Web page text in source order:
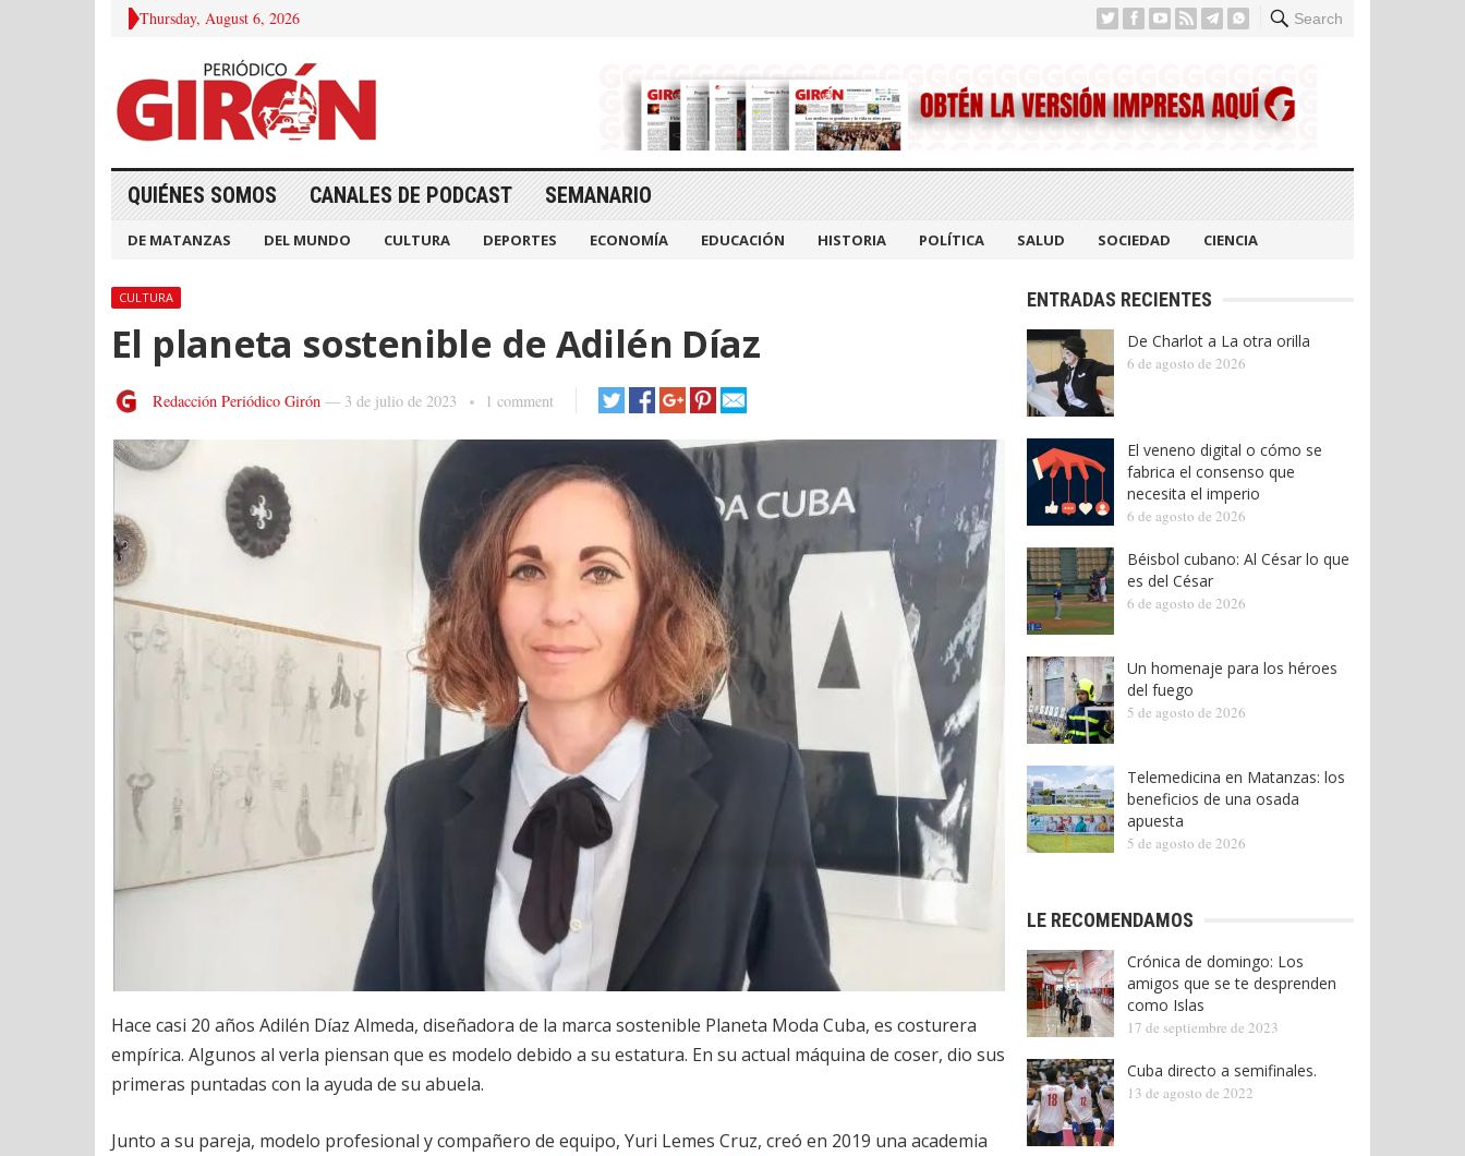
Thursday, August 6, 2026 Search
QUIÉNES SOMOS CANALES DE PODCAST SEMANARIO
DE MATANZAS DEL MUNDO CULTURA DEPORTES ECONOMÍA EDUCACIÓN HISTORIA POLÍTICA SALUD SOCIEDAD CIENCIA
CULTURA
El planeta sostenible de Adilén Díaz
Redacción Periódico Girón — 3 de julio de 2023 1 comment
Hace casi 20 años Adilén Díaz Almeda, diseñadora de la marca sostenible Planeta Moda Cuba, es costurera
empírica. Algunos al verla piensan que es modelo debido a su estatura. En su actual máquina de coser, dio sus
primeras puntadas con la ayuda de su abuela.
Junto a su pareja, modelo profesional y compañero de equipo, Yuri Lemes Cruz, creó en 2019 una academia
ENTRADAS RECIENTES
De Charlot a La otra orilla
6 de agosto de 2026
El veneno digital o cómo se
fabrica el consenso que
necesita el imperio
6 de agosto de 2026
Béisbol cubano: Al César lo que
es del César
6 de agosto de 2026
Un homenaje para los héroes
del fuego
5 de agosto de 2026
Telemedicina en Matanzas: los
beneficios de una osada
apuesta
5 de agosto de 2026
LE RECOMENDAMOS
Crónica de domingo: Los
amigos que se te desprenden
como Islas
17 de septiembre de 2023
Cuba directo a semifinales.
13 de agosto de 2022